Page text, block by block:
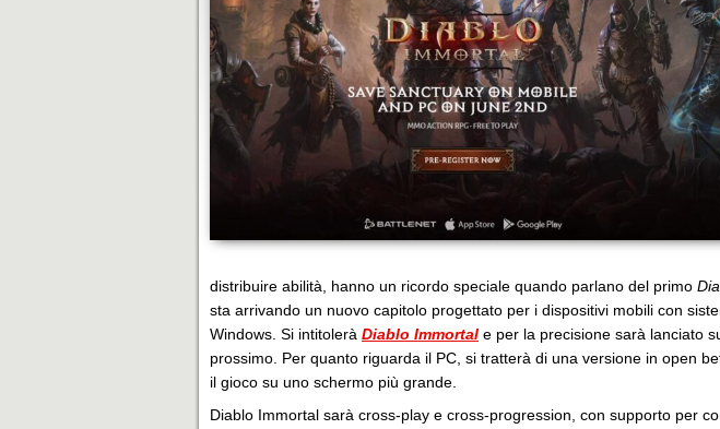
distribuire abilità, hanno un ricordo speciale quando parlano del primo
sta arrivando un nuovo capitolo progettato per i dispositivi mobili con
Windows. Si intitolerà Diablo Immortal e per la precisione sarà lanciato
prossimo. Per quanto riguarda il PC, si tratterà di una versione in open
il gioco su uno schermo più grande.
Diablo Immortal sarà cross-play e cross-progression, con supporto per